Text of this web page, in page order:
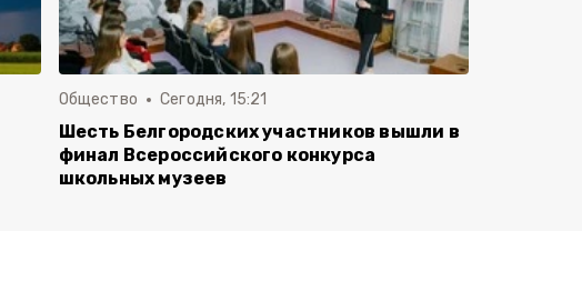
Общество Сегодня, 15:21
Шесть Белгородских участников вышли в
финал Всероссийского конкурса
школьных музеев